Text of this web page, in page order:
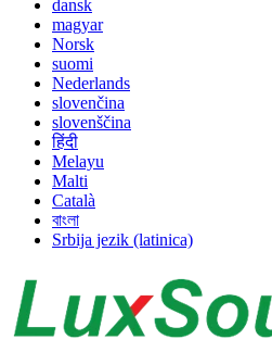
dansk
magyar
Norsk
suomi
Nederlands
slovenčina
slovenščina
हिंदी
Melayu
Malti
Català
বাংলা
Srbija jezik (latinica)